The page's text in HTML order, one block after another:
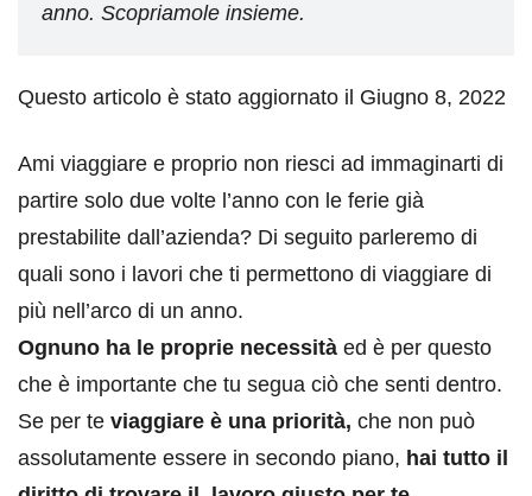
anno. Scopriamole insieme.
Questo articolo è stato aggiornato il Giugno 8, 2022
Ami viaggiare e proprio non riesci ad immaginarti di
partire solo due volte l’anno con le ferie già
prestabilite dall’azienda? Di seguito parleremo di
quali sono i lavori che ti permettono di viaggiare di
più nell’arco di un anno.
Ognuno ha le proprie necessità ed è per questo
che è importante che tu segua ciò che senti dentro.
Se per te viaggiare è una priorità, che non può
assolutamente essere in secondo piano, hai tutto il